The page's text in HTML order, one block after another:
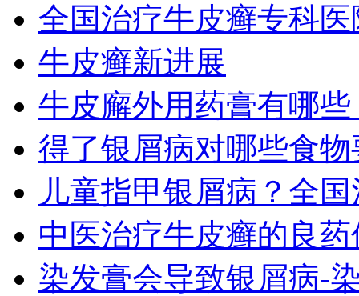
全国治疗牛皮癣专科
牛皮癣新进展
牛皮廨外用药膏有哪
得了银屑病对哪些食
儿童指甲银屑病？全
中医治疗牛皮癣的良药
染发膏会导致银屑病-